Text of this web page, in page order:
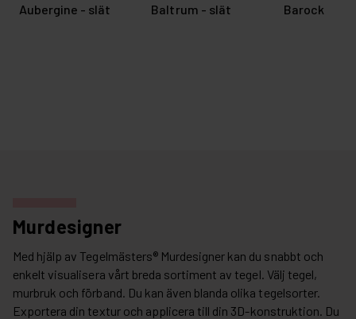
Aubergine - slät Baltrum - slät Barock
Murdesigner
Med hjälp av Tegelmästers® Murdesigner kan du snabbt och
enkelt visualisera vårt breda sortiment av tegel. Välj tegel,
murbruk och förband. Du kan även blanda olika tegelsorter.
Exportera din textur och applicera till din 3D-konstruktion. Du